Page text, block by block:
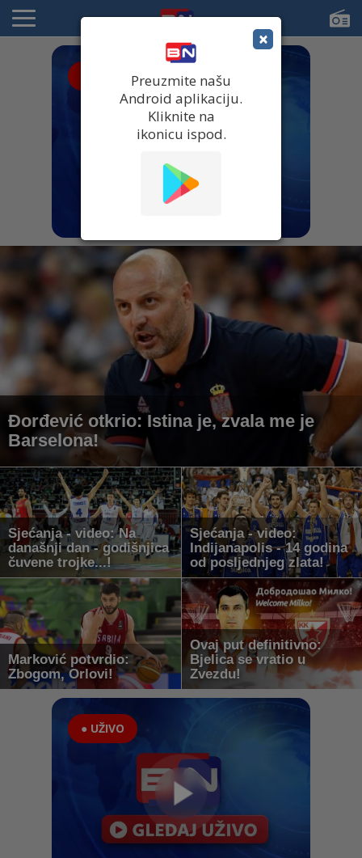
Đorđević otkrio: Istina je, zvala me je
Barselona!
Sjećanja - video: Na
današnji dan - godišnjica
čuvene trojke...!
Sjećanja - video:
Indijanapolis - 14 godina
od posljednjeg zlata!
Marković potvrdio:
Zbogom, Orlovi!
Ovaj put definitivno:
Bjelica se vratio u
Zvezdu!
● UŽIVO
×
Preuzmite našu
Android aplikaciju.
Kliknite na
ikonicu ispod.